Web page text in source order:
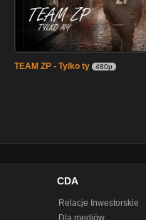
TEAM ZP - Tylko ty 480p
CDA
Relacje Inwestorskie
Dla mediów